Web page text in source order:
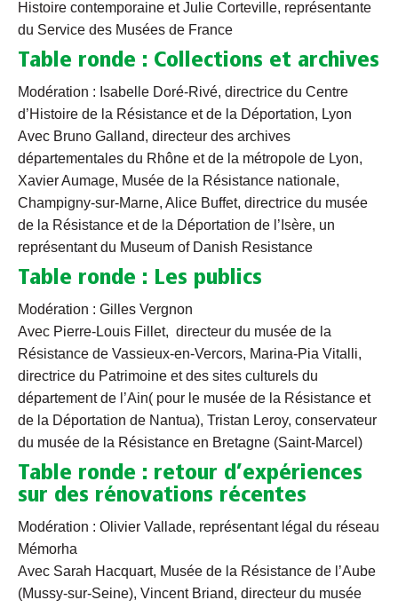
Histoire contemporaine et Julie Corteville, représentante
du Service des Musées de France
Table ronde : Collections et archives
Modération : Isabelle Doré-Rivé, directrice du Centre
d’Histoire de la Résistance et de la Déportation, Lyon
Avec Bruno Galland, directeur des archives
départementales du Rhône et de la métropole de Lyon,
Xavier Aumage, Musée de la Résistance nationale,
Champigny-sur-Marne, Alice Buffet, directrice du musée
de la Résistance et de la Déportation de l’Isère, un
représentant du Museum of Danish Resistance
Table ronde : Les publics
Modération : Gilles Vergnon
Avec Pierre-Louis Fillet, directeur du musée de la
Résistance de Vassieux-en-Vercors, Marina-Pia Vitalli,
directrice du Patrimoine et des sites culturels du
département de l’Ain( pour le musée de la Résistance et
de la Déportation de Nantua), Tristan Leroy, conservateur
du musée de la Résistance en Bretagne (Saint-Marcel)
Table ronde : retour d’expériences
sur des rénovations récentes
Modération : Olivier Vallade, représentant légal du réseau
Mémorha
Avec Sarah Hacquart, Musée de la Résistance de l’Aube
(Mussy-sur-Seine), Vincent Briand, directeur du musée